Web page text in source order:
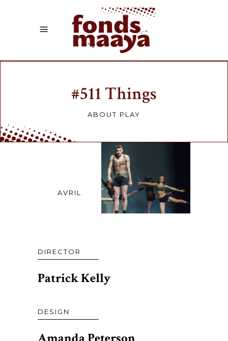
#511 Things
ABOUT PLAY
AVRIL
DIRECTOR
Patrick Kelly
DESIGN